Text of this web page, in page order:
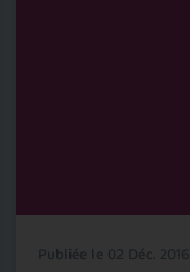
Publiée le 02 Déc. 2016